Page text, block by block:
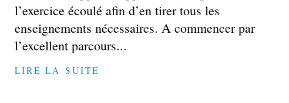
l’exercice écoulé afin d’en tirer tous les
enseignements nécessaires. A commencer par
l’excellent parcours...
LIRE LA SUITE